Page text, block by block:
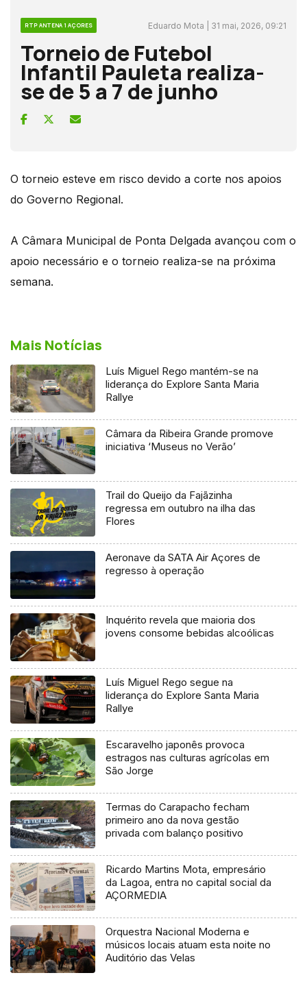
RTP ANTENA 1 AÇORES Eduardo Mota | 31 mai, 2026, 09:21
Torneio de Futebol
Infantil Pauleta realiza-
se de 5 a 7 de junho
O torneio esteve em risco devido a corte nos apoios
do Governo Regional.
A Câmara Municipal de Ponta Delgada avançou com o
apoio necessário e o torneio realiza-se na próxima
semana.
Mais Notícias
Luís Miguel Rego mantém-se na
liderança do Explore Santa Maria
Rallye
Câmara da Ribeira Grande promove
iniciativa ‘Museus no Verão’
Trail do Queijo da Fajãzinha
regressa em outubro na ilha das
Flores
Aeronave da SATA Air Açores de
regresso à operação
Inquérito revela que maioria dos
jovens consome bebidas alcoólicas
Luís Miguel Rego segue na
liderança do Explore Santa Maria
Rallye
Escaravelho japonês provoca
estragos nas culturas agrícolas em
São Jorge
Termas do Carapacho fecham
primeiro ano da nova gestão
privada com balanço positivo
Ricardo Martins Mota, empresário
da Lagoa, entra no capital social da
AÇORMEDIA
Orquestra Nacional Moderna e
músicos locais atuam esta noite no
Auditório das Velas